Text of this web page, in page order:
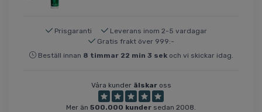
Prisgaranti
Leverans inom 2-5 vardagar
Gratis frakt över 999:-
Beställ innan 8 timmar 22 min 3 sekoch vi skickar idag.
Våra kunder älskaross
Mer än 500.000 kunder sedan 2008.